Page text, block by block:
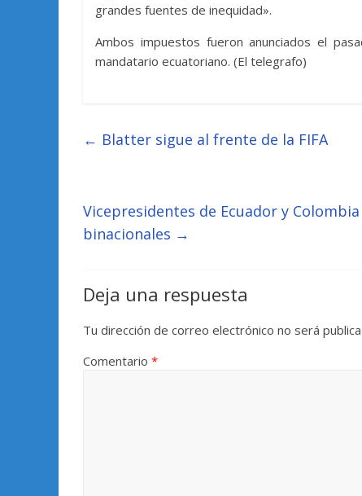
grandes fuentes de inequidad».
Ambos impuestos fueron anunciados el
mandatario ecuatoriano. (El telegrafo)
← Blatter sigue al frente de la FIFA
Vicepresidentes de Ecuador y
binacionales →
Deja una respuesta
Tu dirección de correo electrónico no será
Comentario *